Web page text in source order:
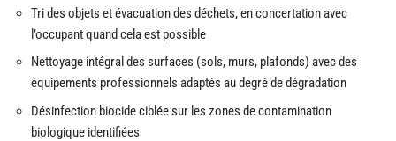
Tri des objets et évacuation des déchets, en concertation avec
l’occupant quand cela est possible
Nettoyage intégral des surfaces (sols, murs, plafonds) avec des
équipements professionnels adaptés au degré de dégradation
Désinfection biocide ciblée sur les zones de contamination
biologique identifiées